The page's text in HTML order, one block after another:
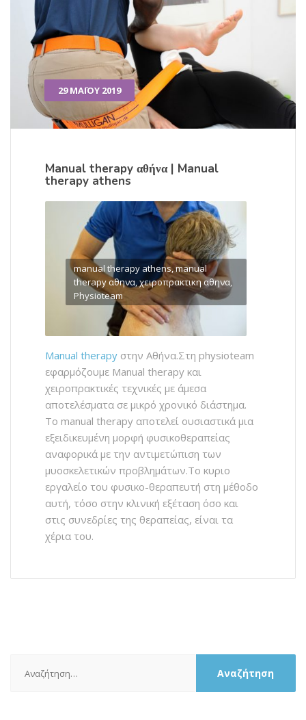
29 ΜΑΪ́ΟΥ 2019
Manual therapy αθήνα | Manual
therapy athens
manual therapy athens, manual
therapy αθηνα, χειροπρακτικη αθηνα,
Physioteam
Manual therapy στην Αθήνα.Στη physioteam
εφαρμόζουμε Manual therapy και
χειροπρακτικές τεχνικές με άμεσα
αποτελέσματα σε μικρό χρονικό διάστημα.
To manual therapy αποτελεί ουσιαστικά μια
εξειδικευμένη μορφή φυσικοθεραπείας
αναφορικά με την αντιμετώπιση των
μυοσκελετικών προβλημάτων.Το κυριο
εργαλείο του φυσικο-θεραπευτή στη μέθοδο
αυτή, τόσο στην κλινική εξέταση όσο και
στις συνεδρίες της θεραπείας, είναι τα
χέρια του.
για: